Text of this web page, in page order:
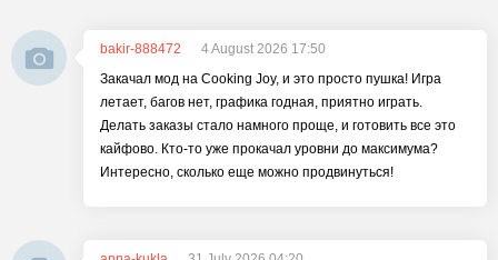
bakir-888472
4 August 2026 17:50
Закачал мод на Cooking Joy, и это просто пушка! Игра
летает, багов нет, графика годная, приятно играть.
Делать заказы стало намного проще, и готовить все это
кайфово. Кто-то уже прокачал уровни до максимума?
Интересно, сколько еще можно продвинуться!